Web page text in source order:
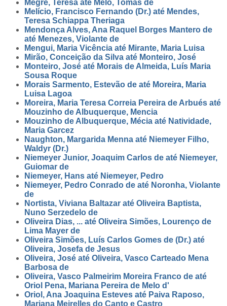
Megre, Teresa até Melo, Tomás de
Melício, Francisco Fernando (Dr.) até Mendes,
Teresa Schiappa Theriaga
Mendonça Alves, Ana Raquel Borges Mantero de
até Menezes, Violante de
Mengui, Maria Vicência até Mirante, Maria Luisa
Mirão, Conceição da Silva até Monteiro, José
Monteiro, José até Morais de Almeida, Luís Maria
Sousa Roque
Morais Sarmento, Estevão de até Moreira, Maria
Luisa Lagoa
Moreira, Maria Teresa Correia Pereira de Arbués até
Mouzinho de Albuquerque, Mencia
Mouzinho de Albuquerque, Mécia até Natividade,
Maria Garcez
Naughton, Margarida Menna até Niemeyer Filho,
Waldyr (Dr.)
Niemeyer Junior, Joaquim Carlos de até Niemeyer,
Guiomar de
Niemeyer, Hans até Niemeyer, Pedro
Niemeyer, Pedro Conrado de até Noronha, Violante
de
Nortista, Viviana Baltazar até Oliveira Baptista,
Nuno Serzedelo de
Oliveira Dias, ... até Oliveira Simões, Lourenço de
Lima Mayer de
Oliveira Simões, Luís Carlos Gomes de (Dr.) até
Oliveira, Josefa de Jesus
Oliveira, José até Oliveira, Vasco Carteado Mena
Barbosa de
Oliveira, Vasco Palmeirim Moreira Franco de até
Oriol Pena, Mariana Pereira de Melo d'
Oriol, Ana Joaquina Esteves até Paiva Raposo,
Mariana Meirelles do Canto e Castro